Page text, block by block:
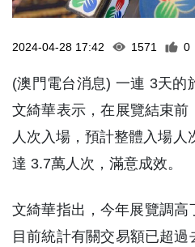
2024-04-28 17:42 1571 0
(澳門電台消息) 一連 3天的
文綺華表示，在展覽結束
人次入場，預計整體入場人
達 3.7萬人次，滿意成效。
文綺華指出，今年展覽調高
目前統計有關交易額已超